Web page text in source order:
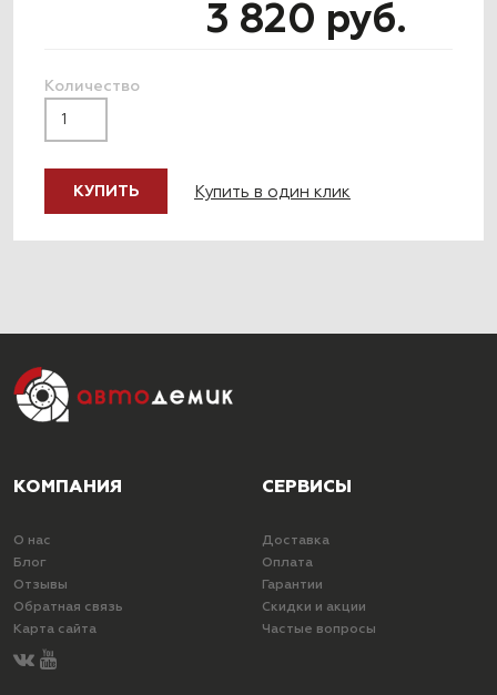
3 820 руб.
Количество
КУПИТЬ Купить в один клик
КОМПАНИЯ
О нас
Блог
Отзывы
Обратная связь
Карта сайта
СЕРВИСЫ
Доставка
Оплата
Гарантии
Скидки и акции
Частые вопросы